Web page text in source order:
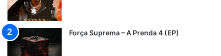
Força Suprema – A Prenda 4 (EP)